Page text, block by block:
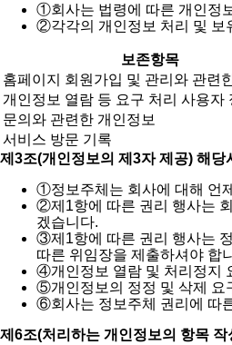
①회사는 법령에 따른 개인정
②각각의 개인정보 처리 및
보존항목
홈페이지 회원가입 및 관리와 관련
개인정보 열람 등 요구 처리 사용자
문의와 관련한 개인정보
서비스 방문 기록
제3조(개인정보의 제3자 제공) 해당
①정보주체는 회사에 대해 언
②제1항에 따른 권리 행사는
겠습니다.
③제1항에 따른 권리 행사는
따른 위임장을 제출하셔야 합
④개인정보 열람 및 처리정지
⑤개인정보의 정정 및 삭제
⑥회사는 정보주체 권리에 따
제6조(처리하는 개인정보의 항목 작